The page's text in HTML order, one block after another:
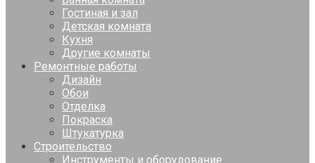
Гостиная и зал
Детская комната
Кухня
Другие комнаты
Ремонтные работы
Дизайн
Обои
Отделка
Покраска
Штукатурка
Строительство
Инструменты и оборудование